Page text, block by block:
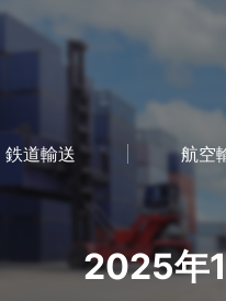
2025年
鉄道輸送 航空